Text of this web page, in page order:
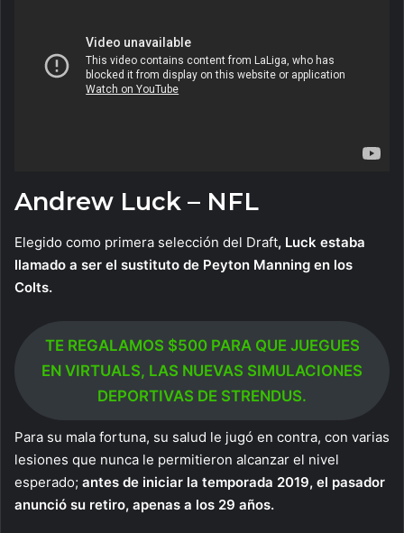
Andrew Luck – NFL
Elegido como primera selección del Draft, Luck estaba
llamado a ser el sustituto de Peyton Manning en los
Colts.
TE REGALAMOS $500 PARA QUE JUEGUES
EN VIRTUALS, LAS NUEVAS SIMULACIONES
DEPORTIVAS DE STRENDUS.
Para su mala fortuna, su salud le jugó en contra, con varias
lesiones que nunca le permitieron alcanzar el nivel
esperado; antes de iniciar la temporada 2019, el pasador
anunció su retiro, apenas a los 29 años.